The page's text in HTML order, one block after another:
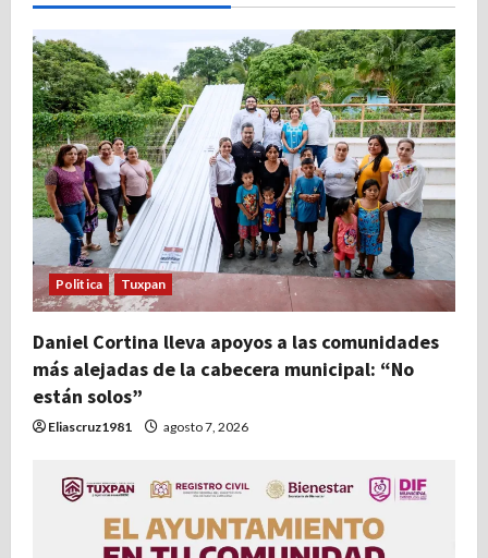
Politica Tuxpan
Daniel Cortina lleva apoyos a las comunidades
más alejadas de la cabecera municipal: “No
están solos”
Eliascruz1981 agosto 7, 2026